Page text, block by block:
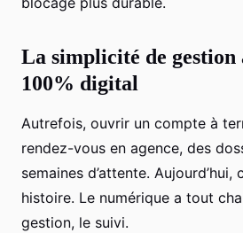
La simplicité de gestion
100% digital
Autrefois, ouvrir un compte à
rendez-vous en agence, des
semaines d’attente. Aujourd’hui,
histoire. Le numérique a tout
gestion, le suivi.